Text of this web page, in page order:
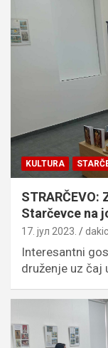
KULTURA
Starčevce na
17. јул 2023.
Interesantni
druženje uz čaj